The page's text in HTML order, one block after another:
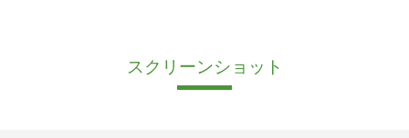
スクリーンショット